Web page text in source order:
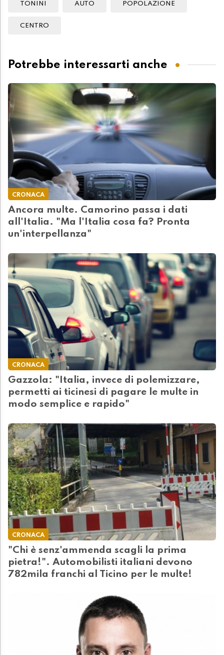
TONINI AUTO POPOLAZIONE
CENTRO
Potrebbe interessarti anche
CRONACA
Ancora multe. Camorino passa i dati
all'Italia. "Ma l'Italia cosa fa? Pronta
un'interpellanza"
CRONACA
Gazzola: "Italia, invece di polemizzare,
permetti ai ticinesi di pagare le multe in
modo semplice e rapido"
CRONACA
"Chi è senz'ammenda scagli la prima
pietra!". Automobilisti italiani devono
782mila franchi al Ticino per le multe!